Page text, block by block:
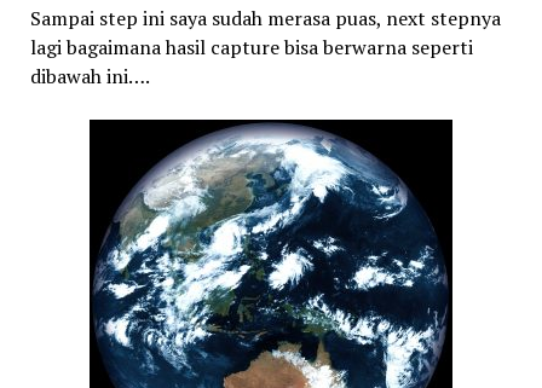
Sampai step ini saya sudah merasa puas, next stepnya
lagi bagaimana hasil capture bisa berwarna seperti
dibawah ini….